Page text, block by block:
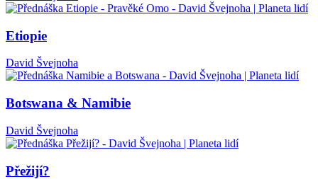
Etiopie
David Švejnoha
Botswana & Namibie
David Švejnoha
Přežijí?